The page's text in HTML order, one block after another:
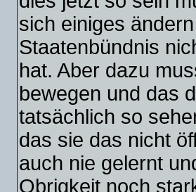
sich einiges
Staatenbündnis
hat. Aber dazu
bewegen und das
tatsächlich so
das sie das nicht
auch nie gelernt
Obrigkeit noch